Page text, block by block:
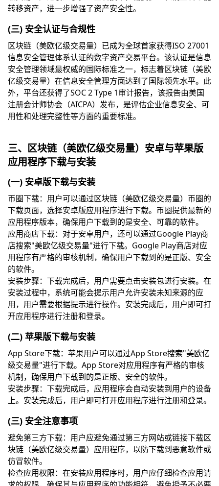
转移资产，进一步增强了资产安全性。
(三) 安全认证与合规性
区块链（美欧亿级交易量）已成为全球首家获得ISO 27001
信息安全管理体系认证的数字资产交易平台。该认证是信息
安全管理领域最权威的国际标准之一，标志着区块链（美欧
亿级交易量）在信息安全管理方面达到了国际领先水平。此
外，平台还获得了SOC 2 Type 1审计报告，该报告由美国
注册会计师协会（AICPA）发布，是评估企业信息安全、可
用性和处理完整性等方面的重要标准。
三、区块链（美欧亿级交易量）安卓与苹果版
应用程序下载与安装
(一) 安卓版下载与安装
币圈下载：用户可以通过区块链（美欧亿级交易量）币圈的
下载页面，选择安卓版应用程序进行下载。币圈提供最新的
应用程序版本，确保用户下载到的是安全、可靠的软件。
应用商店下载：对于安卓用户，还可以通过Google Play商
店搜索"美欧亿级交易量"进行下载。Google Play商店对应
用程序有严格的审核机制，确保用户下载到的是正版、安全
的软件。
安装步骤：下载完成后，用户需要点击安装包进行安装。在
安装过程中，系统可能会提示用户允许安装未知来源的应
用，用户需要根据提示进行操作。安装完成后，用户即可打
开应用程序进行注册和登录。
(二) 苹果版下载与安装
App Store下载：苹果用户可以通过App Store搜索"美欧亿
级交易量"进行下载。App Store对应用程序有严格的审核
机制，确保用户下载到的是正版、安全的软件。
安装步骤：下载完成后，应用程序会自动安装到用户的设备
上。安装完成后，用户即可打开应用程序进行注册和登录。
(三) 安全注意事项
避免第三方下载：用户应避免通过第三方网站或链接下载区
块链（美欧亿级交易量）应用程序，以防下载到恶意软件或
仿冒软件。
检查应用权限：在安装应用程序时，用户应仔细检查应用请